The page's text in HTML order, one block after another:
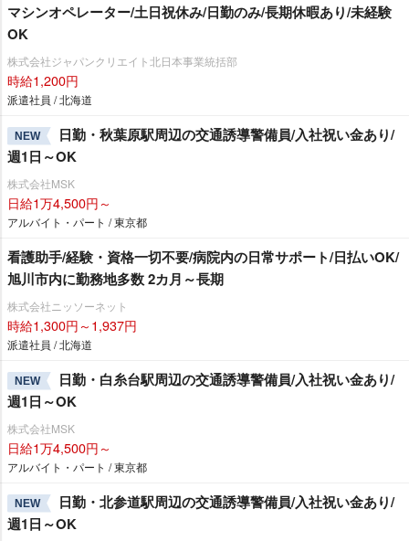
マシンオペレーター/土日祝休み/日勤のみ/長期休暇あり/未経験
OK
株式会社ジャパンクリエイト北日本事業統括部
時給1,200円
派遣社員 / 北海道
NEW
日勤・秋葉原駅周辺の交通誘導警備員/入社祝い金あり/
週1日～OK
株式会社MSK
日給1万4,500円～
アルバイト・パート / 東京都
看護助手/経験・資格一切不要/病院内の日常サポート/日払いOK/
旭川市内に勤務地多数 2カ月～長期
株式会社ニッソーネット
時給1,300円～1,937円
派遣社員 / 北海道
NEW
日勤・白糸台駅周辺の交通誘導警備員/入社祝い金あり/
週1日～OK
株式会社MSK
日給1万4,500円～
アルバイト・パート / 東京都
NEW
日勤・北参道駅周辺の交通誘導警備員/入社祝い金あり/
週1日～OK